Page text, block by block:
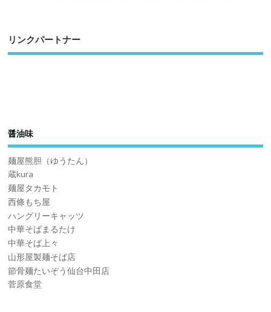
リンクパートナー
醤油味
麺屋熊胆（ゆうたん）
蔵kura
麺屋タカモト
西條もち屋
ハングリーキャッツ
中華そばまるたけ
中華そば上々
山形屋製麺そば店
節骨麺たいぞう仙台中田店
菅原食堂